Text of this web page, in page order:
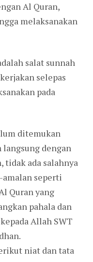
Al Quran,
melaksanakan
salat sunnah
selepas
pada
ditemukan
dengan
tidak ada salahnya
seperti
Quran yang
pahala dan
Allah SWT
niat dan tata